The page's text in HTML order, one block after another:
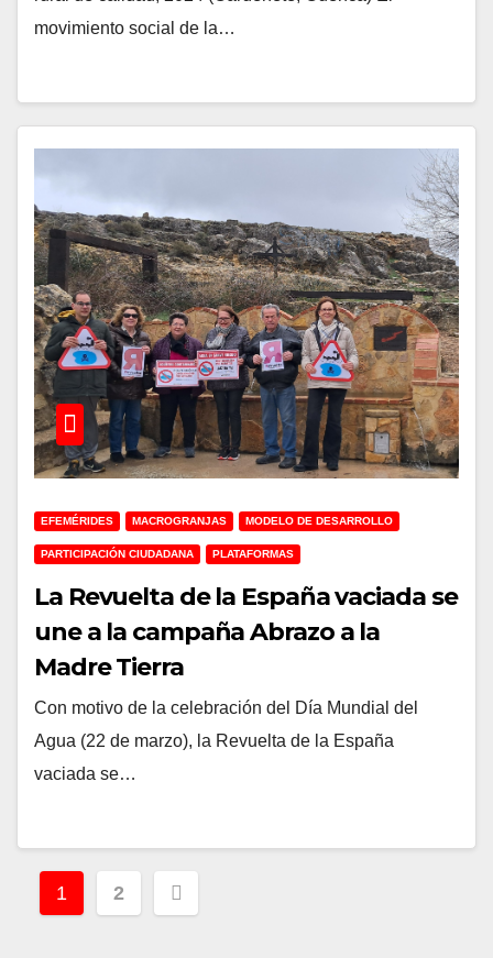
movimiento social de la…
EFEMÉRIDES MACROGRANJAS MODELO DE DESARROLLO
PARTICIPACIÓN CIUDADANA PLATAFORMAS
La Revuelta de la España vaciada se
une a la campaña Abrazo a la
Madre Tierra
Con motivo de la celebración del Día Mundial del
Agua (22 de marzo), la Revuelta de la España
vaciada se…
Paginación
1 2